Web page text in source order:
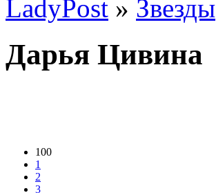
LadyPost » Звезды
Дарья Цивина
100
1
2
3